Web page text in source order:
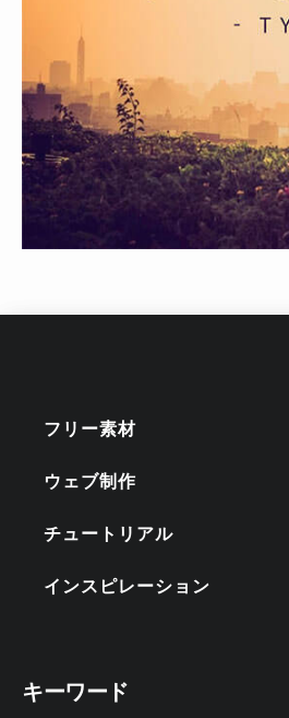
フリー素材
ウェブ制作
チュートリアル
インスピレーション
キーワード